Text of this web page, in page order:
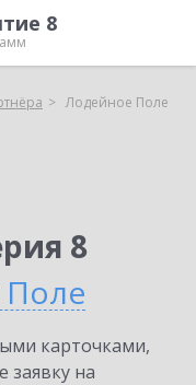
8
Лодейное Поле
8
карточками,
заявку на